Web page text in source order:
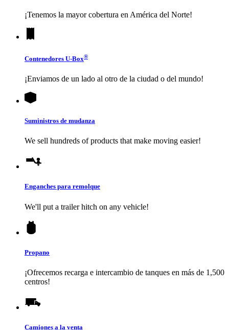
¡Tenemos la mayor cobertura en América del Norte!
Contenedores U-Box®
¡Enviamos de un lado al otro de la ciudad o del mundo!
Suministros de mudanza
We sell hundreds of products that make moving easier!
Enganches para remolque
We'll put a trailer hitch on any vehicle!
Propano
¡Ofrecemos recarga e intercambio de tanques en más de 1,500
centros!
Camiones a la venta